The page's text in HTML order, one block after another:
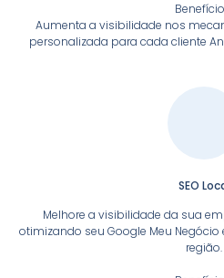
Aumenta a visibilidade nos
personalizada para cada cliente
SEO
Melhore a visibilidade da sua
otimizando seu Google Meu
região.